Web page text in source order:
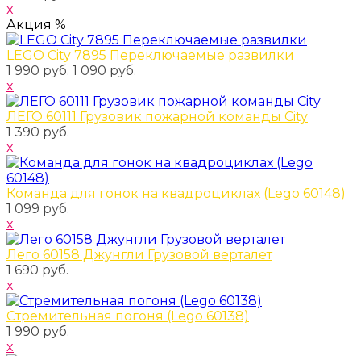
x
Акция %
LEGO City 7895 Переключаемые развилки
1 990 руб. 1 090 руб.
x
ЛЕГО 60111 Грузовик пожарной команды City
1 390 руб.
x
Команда для гонок на квадроциклах (Lego 60148)
1 099 руб.
x
Лего 60158 Джунгли Грузовой верталет
1 690 руб.
x
Стремительная погоня (Lego 60138)
1 990 руб.
x